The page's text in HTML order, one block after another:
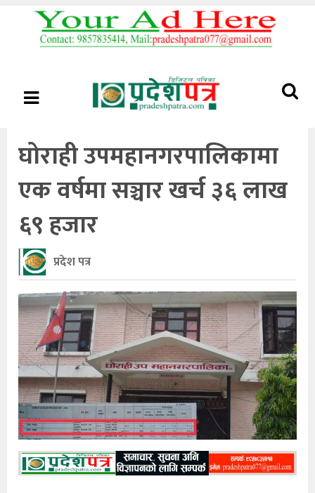
घोराही उपमहानगरपालिकामा
एक वर्षमा सञ्चार खर्च ३६ लाख
६९ हजार
प्रदेश पत्र